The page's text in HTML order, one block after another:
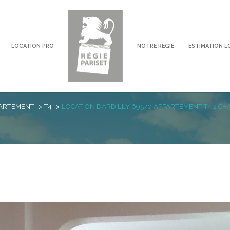
LOCATION PRO NOTRE RÉGIE ESTIMATION
1
LOCALISATION LOYER
voir les0annonces
T4 LOCATION DARDILLY 69570 APPARTEMENT T4 2